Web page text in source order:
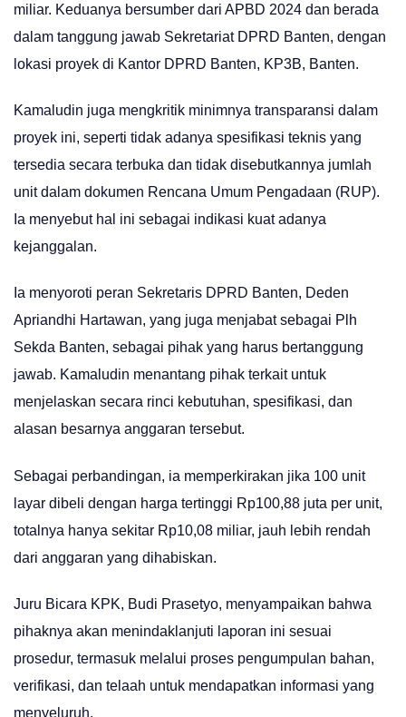
miliar. Keduanya bersumber dari APBD 2024 dan berada
dalam tanggung jawab Sekretariat DPRD Banten, dengan
lokasi proyek di Kantor DPRD Banten, KP3B, Banten.
Kamaludin juga mengkritik minimnya transparansi dalam
proyek ini, seperti tidak adanya spesifikasi teknis yang
tersedia secara terbuka dan tidak disebutkannya jumlah
unit dalam dokumen Rencana Umum Pengadaan (RUP).
Ia menyebut hal ini sebagai indikasi kuat adanya
kejanggalan.
Ia menyoroti peran Sekretaris DPRD Banten, Deden
Apriandhi Hartawan, yang juga menjabat sebagai Plh
Sekda Banten, sebagai pihak yang harus bertanggung
jawab. Kamaludin menantang pihak terkait untuk
menjelaskan secara rinci kebutuhan, spesifikasi, dan
alasan besarnya anggaran tersebut.
Sebagai perbandingan, ia memperkirakan jika 100 unit
layar dibeli dengan harga tertinggi Rp100,88 juta per unit,
totalnya hanya sekitar Rp10,08 miliar, jauh lebih rendah
dari anggaran yang dihabiskan.
Juru Bicara KPK, Budi Prasetyo, menyampaikan bahwa
pihaknya akan menindaklanjuti laporan ini sesuai
prosedur, termasuk melalui proses pengumpulan bahan,
verifikasi, dan telaah untuk mendapatkan informasi yang
menyeluruh.